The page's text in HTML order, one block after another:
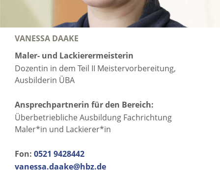
VANESSA DAAKE
Maler- und Lackierermeisterin
Dozentin in dem Teil II Meistervorbereitung,
Ausbilderin ÜBA
Ansprechpartnerin für den Bereich:
Überbetriebliche Ausbildung Fachrichtung
Maler*in und Lackierer*in
Fon: 0521 9428442
vanessa.daake@hbz.de